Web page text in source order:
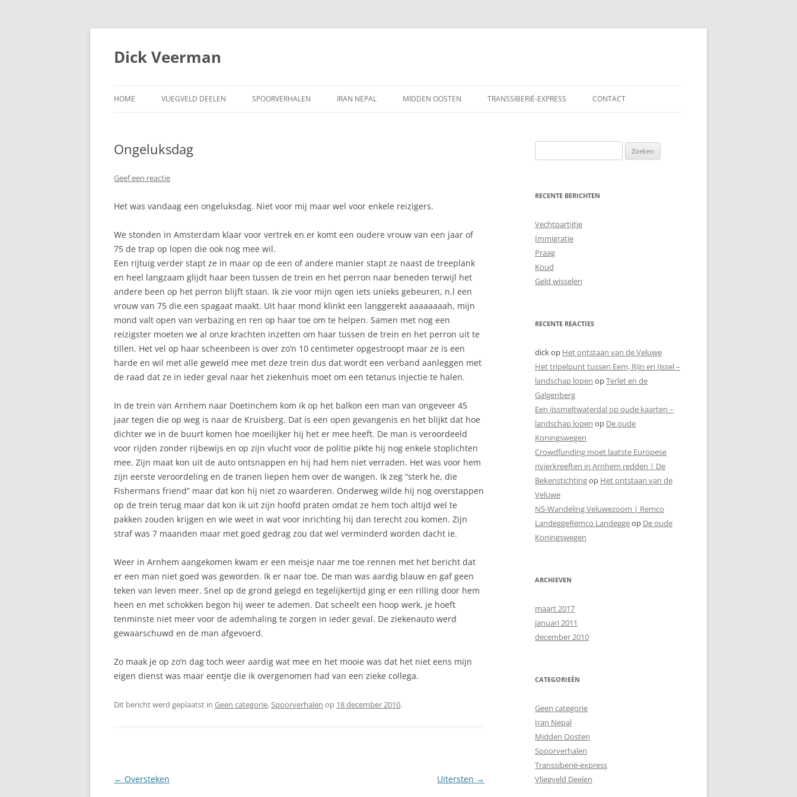
Dick Veerman
naar
HOME VLIEGVELD DEELEN SPOORVERHALEN IRAN NEPAL MIDDEN OOSTEN TRANSSIBERIË-EXPRESS CONTACT
Ongeluksdag
Geef een reactie
Het was vandaag een ongeluksdag. Niet voor mij maar wel voor enkele reizigers.
We stonden in Amsterdam klaar voor vertrek en er komt een oudere vrouw van een jaar of
75 de trap op lopen die ook nog mee wil.
Een rijtuig verder stapt ze in maar op de een of andere manier stapt ze naast de treeplank
en heel langzaam glijdt haar been tussen de trein en het perron naar beneden terwijl het
andere been op het perron blijft staan. Ik zie voor mijn ogen iets unieks gebeuren, n.l een
vrouw van 75 die een spagaat maakt. Uit haar mond klinkt een langgerekt aaaaaaaah, mijn
mond valt open van verbazing en ren op haar toe om te helpen. Samen met nog een
reizigster moeten we al onze krachten inzetten om haar tussen de trein en het perron uit te
tillen. Het vel op haar scheenbeen is over zo’n 10 centimeter opgestroopt maar ze is een
harde en wil met alle geweld mee met deze trein dus dat wordt een verband aanleggen met
de raad dat ze in ieder geval naar het ziekenhuis moet om een tetanus injectie te halen.
In de trein van Arnhem naar Doetinchem kom ik op het balkon een man van ongeveer 45
jaar tegen die op weg is naar de Kruisberg. Dat is een open gevangenis en het blijkt dat hoe
dichter we in de buurt komen hoe moeilijker hij het er mee heeft. De man is veroordeeld
voor rijden zonder rijbewijs en op zijn vlucht voor de politie pikte hij nog enkele stoplichten
mee. Zijn maat kon uit de auto ontsnappen en hij had hem niet verraden. Het was voor hem
zijn eerste veroordeling en de tranen liepen hem over de wangen. Ik zeg “sterk he, die
Fishermans friend” maar dat kon hij niet zo waarderen. Onderweg wilde hij nog overstappen
op de trein terug maar dat kon ik uit zijn hoofd praten omdat ze hem toch altijd wel te
pakken zouden krijgen en wie weet in wat voor inrichting hij dan terecht zou komen. Zijn
straf was 7 maanden maar met goed gedrag zou dat wel verminderd worden dacht ie.
Weer in Arnhem aangekomen kwam er een meisje naar me toe rennen met het bericht dat
er een man niet goed was geworden. Ik er naar toe. De man was aardig blauw en gaf geen
teken van leven meer. Snel op de grond gelegd en tegelijkertijd ging er een rilling door hem
heen en met schokken begon hij weer te ademen. Dat scheelt een hoop werk, je hoeft
tenminste niet meer voor de ademhaling te zorgen in ieder geval. De ziekenauto werd
gewaarschuwd en de man afgevoerd.
Zo maak je op zo’n dag toch weer aardig wat mee en het mooie was dat het niet eens mijn
eigen dienst was maar eentje die ik overgenomen had van een zieke collega.
Dit bericht werd geplaatst in Geen categorie,Spoorverhalen op 18 december 2010.
Berichtnavigatie
← Oversteken Uitersten →
naar:
RECENTE BERICHTEN
Vechtpartijtje
Immigratie
Praag
Koud
Geld wisselen
RECENTE REACTIES
dickop Het ontstaan van de Veluwe
Het tripelpunt tussen Eem, Rijn en IJssel –
landschap lopen opTerlet en de
Galgenberg
Een ijssmeltwaterdal op oude kaarten –
landschap lopen op De oude
Koningswegen
Crowdfunding moet laatste Europese
rivierkreeften in Arnhem redden | De
Bekenstichtingop Het ontstaan van de
Veluwe
NS-Wandeling Veluwezoom | Remco
LandeggeRemco Landeggeop De oude
Koningswegen
ARCHIEVEN
maart 2017
januari 2011
december 2010
CATEGORIEËN
Geen categorie
Iran Nepal
Midden Oosten
Spoorverhalen
Transsiberië-express
Vliegveld Deelen